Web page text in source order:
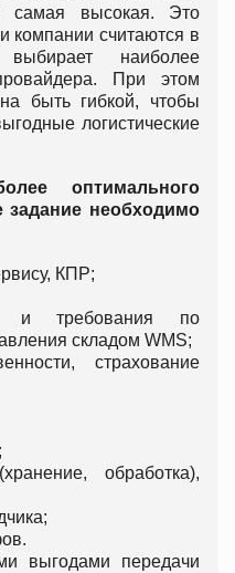
самая высокая. Это
компании считаются в
наиболее
При этом
быть гибкой, чтобы
логистические
оптимального
задание необходимо
КПР;
и требования по
складом WMS;
страхование
обработка),
выгодами передачи